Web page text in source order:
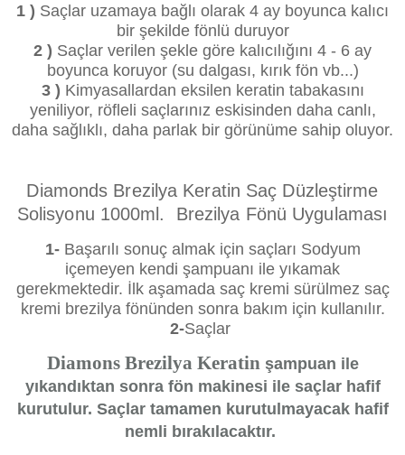
1 ) Saçlar uzamaya bağlı olarak 4 ay boyunca kalıcı
bir şekilde fönlü duruyor
2 ) Saçlar verilen şekle göre kalıcılığını 4 - 6 ay
boyunca koruyor (su dalgası, kırık fön vb...)
3 ) Kimyasallardan eksilen keratin tabakasını
yeniliyor, röfleli saçlarınız eskisinden daha canlı,
daha sağlıklı, daha parlak bir görünüme sahip oluyor.
Diamonds Brezilya Keratin Saç Düzleştirme
Solisyonu 1000ml. Brezilya Fönü Uygulaması
1-Başarılı sonuç almak için saçları Sodyum
içemeyen kendi şampuanı ile yıkamak
gerekmektedir. İlk aşamada saç kremi sürülmez saç
kremi brezilya fönünden sonra bakım için kullanılır.
2-Saçlar
Diamons Brezilya Keratin şampuan ile
yıkandıktan sonra fön makinesi ile saçlar hafif
kurutulur. Saçlar tamamen kurutulmayacak hafif
nemli bırakılacaktır.